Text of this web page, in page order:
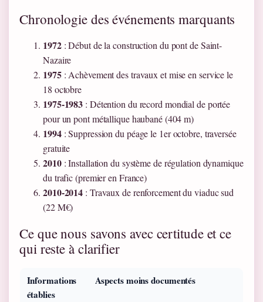
Chronologie des événements marquants
1972: Début de la construction du pont de Saint-
Nazaire
1975: Achèvement des travaux et mise en service le
18 octobre
1975-1983 : Détention du record mondial de portée
pour un pont métallique haubané (404 m)
1994: Suppression du péage le 1er octobre, traversée
gratuite
2010: Installation du système de régulation dynamique
du trafic (premier en France)
2010-2014 : Travaux de renforcement du viaduc sud
(22 M€)
Ce que nous savons avec certitude et ce
qui reste à clarifier
Informations
établies
Aspects moins documentés